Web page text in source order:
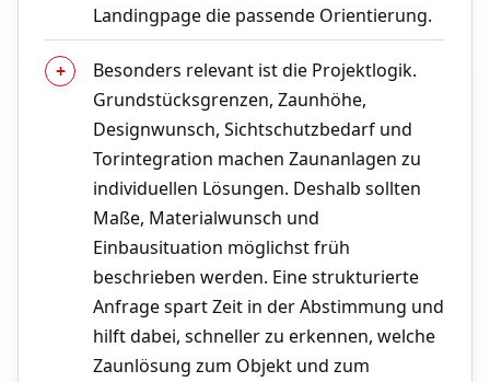
Landingpage die passende Orientierung.
Besonders relevant ist die Projektlogik.
Grundstücksgrenzen, Zaunhöhe,
Designwunsch, Sichtschutzbedarf und
Torintegration machen Zaunanlagen zu
individuellen Lösungen. Deshalb sollten
Maße, Materialwunsch und
Einbausituation möglichst früh
beschrieben werden. Eine strukturierte
Anfrage spart Zeit in der Abstimmung und
hilft dabei, schneller zu erkennen, welche
Zaunlösung zum Objekt und zum